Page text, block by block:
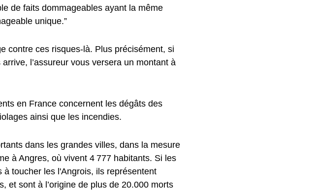
de faits dommageables ayant la même
unique.”
contre ces risques-là. Plus précisément, si
l’assureur vous versera un montant à
en France concernent les dégâts des
ainsi que les incendies.
dans les grandes villes, dans la mesure
à Angres, où vivent 4 777 habitants. Si les
toucher les l'Angrois, ils représentent
et sont à l’origine de plus de 20.000 morts